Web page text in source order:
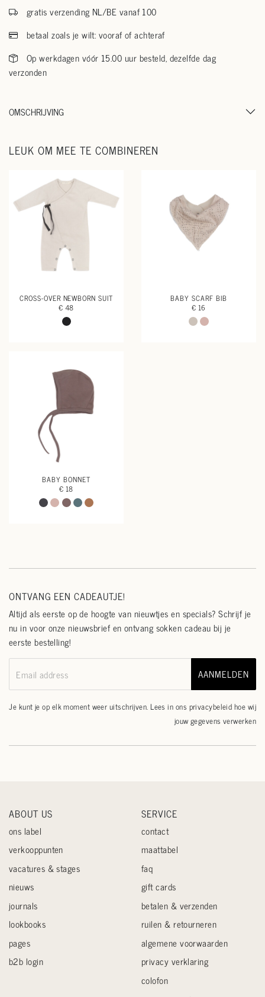
gratis verzending NL/BE vanaf 100
betaal zoals je wilt: vooraf of achteraf
Op werkdagen vóór 15.00 uur besteld, dezelfde dag
verzonden
OMSCHRIJVING
LEUK OM MEE TE COMBINEREN
CROSS-OVER NEWBORN SUIT
€ 48
BABY SCARF BIB
€ 16
BABY BONNET
€ 18
ONTVANG EEN CADEAUTJE!
Altijd als eerste op de hoogte van nieuwtjes en specials? Schrijf je
nu in voor onze nieuwsbrief en ontvang sokken cadeau bij je
eerste bestelling!
Email address AANMELDEN
Je kunt je op elk moment weer uitschrijven. Lees in ons privacybeleidhoe wij
jouw gegevens verwerken
ABOUT US
ons label
verkooppunten
vacatures & stages
nieuws
journals
lookbooks
pages
b2b login
SERVICE
contact
maattabel
faq
gift cards
betalen & verzenden
ruilen & retourneren
algemene voorwaarden
privacy verklaring
colofon